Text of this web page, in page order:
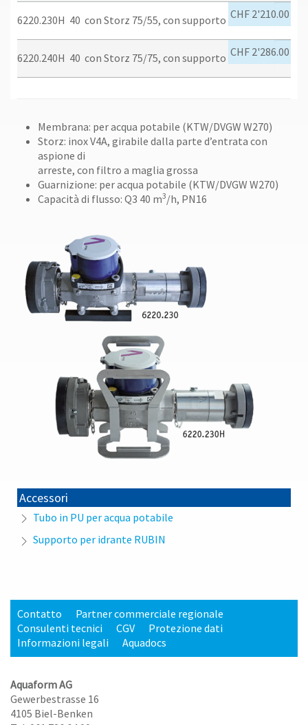
6220.230H 40 con Storz 75/55, con supporto CHF 2'210.00
6220.240H 40 con Storz 75/75, con supporto CHF 2'286.00
Membrana: per acqua potabile (KTW/DVGW W270)
Storz: inox V4A, girabile dalla parte d’entrata con
aspione di
arreste, con filtro a maglia grossa
Guarnizione: per acqua potabile (KTW/DVGW W270)
Capacità di flusso: Q3 40 m3/h, PN16
Accessori
Tubo in PU per acqua potabile
Supporto per idrante RUBIN
Contatto
Partner commerciale regionale
Consulenti tecnici
CGV
Protezione dati
Informazioni legali
Aquadocs
Aquaform AG
Gewerbestrasse 16
4105 Biel-Benken